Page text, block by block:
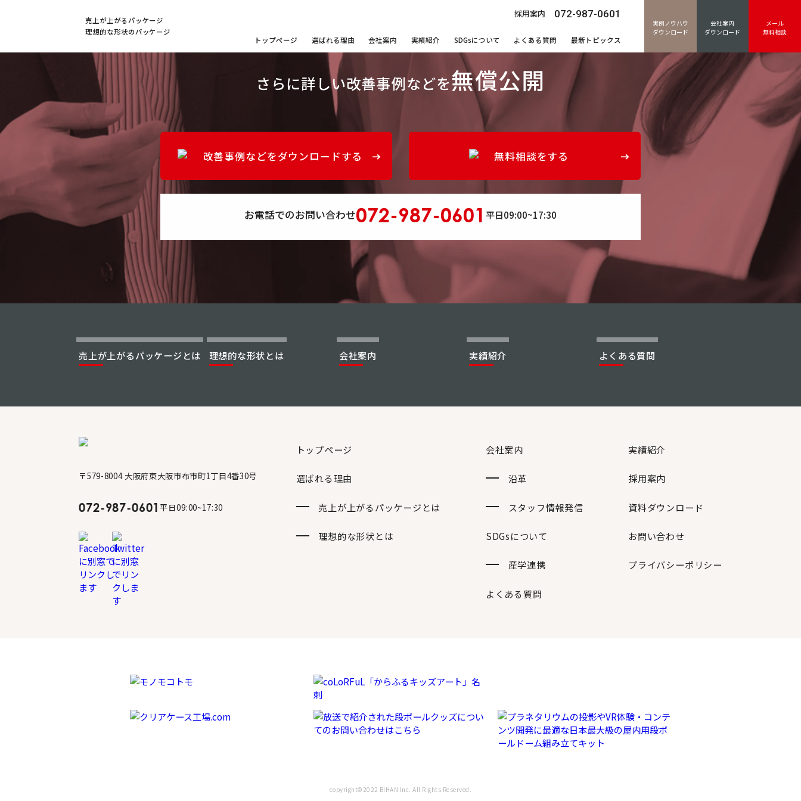
売上が上がるパッケージ
理想的な形状のパッケージ
採用案内 072-987-0601
トップページ 選ばれる理由 会社案内 実績紹介 SDGsについて よくある質問 最新トピックス
実例ノウハウ
ダウンロード
会社案内
ダウンロード
メール
無料相談
さらに詳しい改善事例などを無償公開
改善事例などをダウンロードする 無料相談をする
お電話でのお問い合わせ072-987-0601 平日09:00~17:30
売上が上がるパッケージとは 理想的な形状とは 会社案内 実績紹介 よくある質問
〒579-8004 大阪府東大阪市布市町1丁目4番30号
072-987-0601平日09:00~17:30
トップページ
選ばれる理由
売上が上がるパッケージとは
理想的な形状とは
会社案内
沿革
スタッフ情報発信
SDGsについて
産学連携
よくある質問
実績紹介
採用案内
資料ダウンロード
お問い合わせ
プライバシーポリシー
copyright©2022 BIHAN Inc. All Rights Reserved.